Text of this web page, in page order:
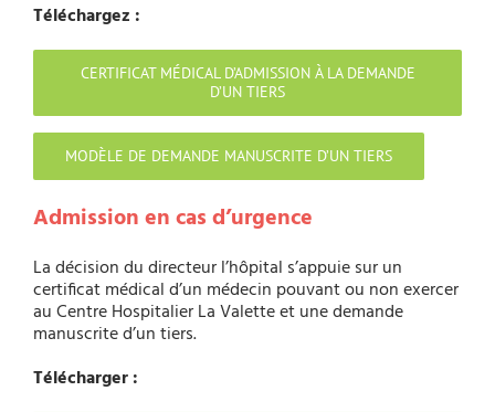
Téléchargez :
CERTIFICAT MÉDICAL D’ADMISSION À LA DEMANDE
D’UN TIERS
MODÈLE DE DEMANDE MANUSCRITE D’UN TIERS
Admission en cas d’urgence
La décision du directeur l’hôpital s’appuie sur un
certificat médical d’un médecin pouvant ou non exercer
au Centre Hospitalier La Valette et une demande
manuscrite d’un tiers.
Télécharger :